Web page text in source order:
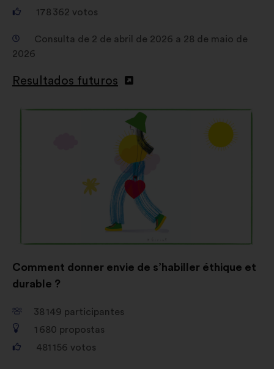
178 362 votos
Consulta de 2 de abril de 2026 a 28 de maio de
2026
Resultados futuros
Comment donner envie de s’habiller éthique et
durable ?
38 149 participantes
1 680 propostas
481 156 votos